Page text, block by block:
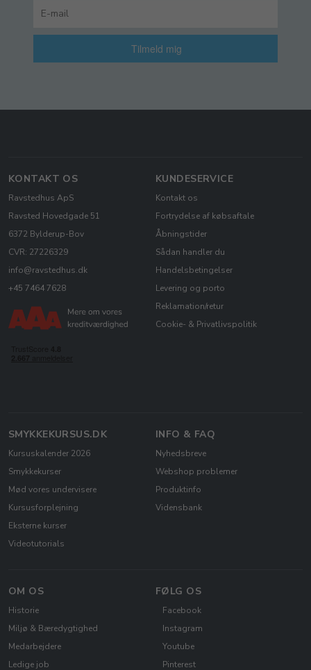
Tilmeld mig
KONTAKT OS
Ravstedhus ApS
Ravsted Hovedgade 51
6372 Bylderup-Bov
CVR: 27226329
info@ravstedhus.dk
+45 7464 7628
KUNDESERVICE
Kontakt os
Fortrydelse af købsaftale
Åbningstider
Sådan handler du
Handelsbetingelser
Levering og porto
Reklamation/retur
Cookie- & Privatlivspolitik
SMYKKEKURSUS.DK
Kursuskalender 2026
Smykkekurser
Mød vores undervisere
Kursusforplejning
Eksterne kurser
Videotutorials
INFO & FAQ
Nyhedsbreve
Webshop problemer
Produktinfo
Vidensbank
OM OS
Historie
Miljø & Bæredygtighed
Medarbejdere
Ledige job
FØLG OS
Facebook
Instagram
Youtube
Pinterest